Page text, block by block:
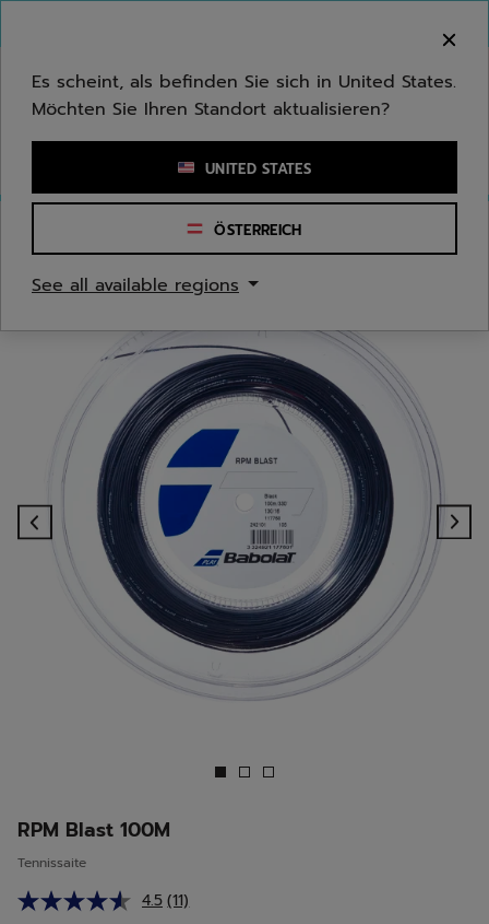
Stichwort oder Artikelnummer eingeben
Previous
RPM Blast 100M
Tennissaite
4.5 11
(11)
Es scheint, als befinden Sie sich in United States.
Möchten Sie Ihren Standort aktualisieren?
UNITED STATES
ÖSTERREICH
See all available regions